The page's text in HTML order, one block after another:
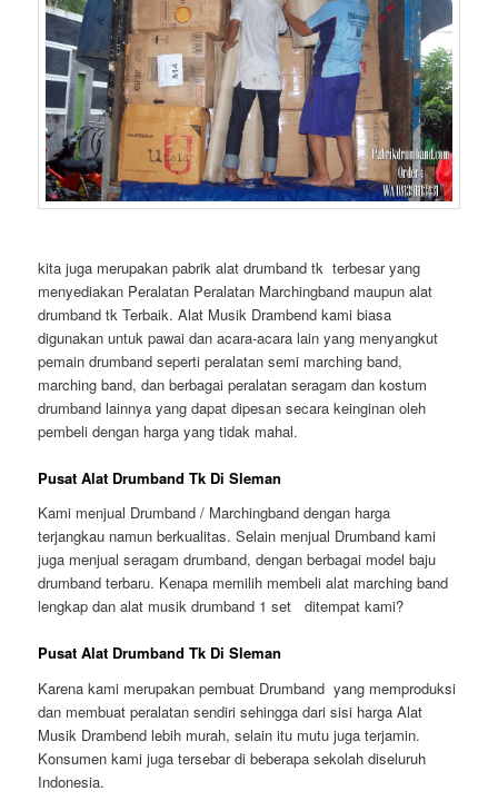
kita juga merupakan pabrik alat drumband tk terbesar yang
menyediakan Peralatan Peralatan Marchingband maupun alat
drumband tk Terbaik. Alat Musik Drambend kami biasa
digunakan untuk pawai dan acara-acara lain yang menyangkut
pemain drumband seperti peralatan semi marching band,
marching band, dan berbagai peralatan seragam dan kostum
drumband lainnya yang dapat dipesan secara keinginan oleh
pembeli dengan harga yang tidak mahal.
Pusat Alat Drumband Tk Di Sleman
Kami menjual Drumband / Marchingband dengan harga
terjangkau namun berkualitas. Selain menjual Drumband kami
juga menjual seragam drumband, dengan berbagai model baju
drumband terbaru. Kenapa memilih membeli alat marching band
lengkap dan alat musik drumband 1 set ditempat kami?
Pusat Alat Drumband Tk Di Sleman
Karena kami merupakan pembuat Drumband yang memproduksi
dan membuat peralatan sendiri sehingga dari sisi harga Alat
Musik Drambend lebih murah, selain itu mutu juga terjamin.
Konsumen kami juga tersebar di beberapa sekolah diseluruh
Indonesia.